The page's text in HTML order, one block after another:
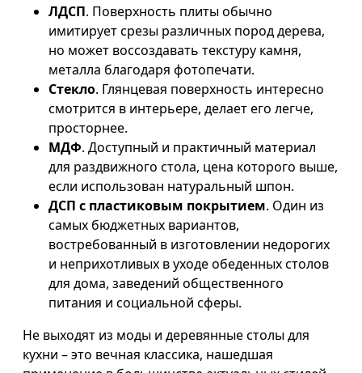
ЛДСП. Поверхность плиты обычно
имитирует срезы различных пород дерева,
но может воссоздавать текстуру камня,
металла благодаря фотопечати.
Стекло. Глянцевая поверхность интересно
смотрится в интерьере, делает его легче,
просторнее.
МДФ. Доступный и практичный материал
для раздвижного стола, цена которого выше,
если использован натуральный шпон.
ДСП с пластиковым покрытием. Один из
самых бюджетных вариантов,
востребованный в изготовлении недорогих
и неприхотливых в уходе обеденных столов
для дома, заведений общественного
питания и социальной сферы.
Не выходят из моды и деревянные столы для
кухни – это вечная классика, нашедшая